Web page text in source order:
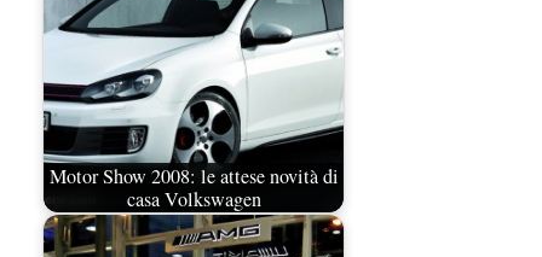
Motor Show 2008: le attese novità di
casa Volkswagen